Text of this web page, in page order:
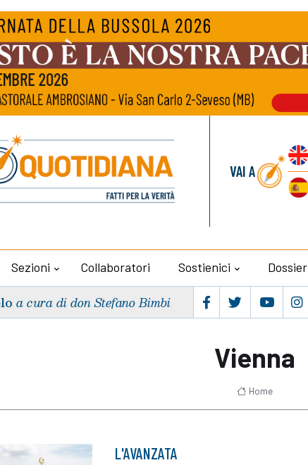
VAI A
Sezioni Collaboratori Sostienici Dossier
a cura di don Stefano Bimbi
Vienna
Home
L'AVANZATA